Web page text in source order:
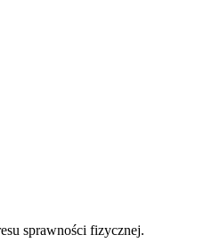
sprawności fizycznej.